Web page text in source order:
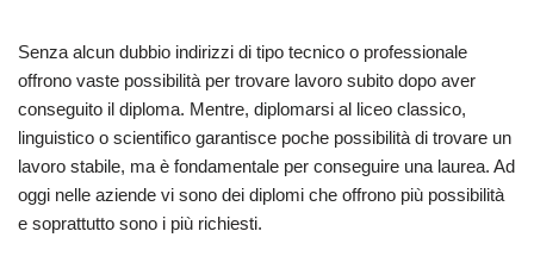
Senza alcun dubbio indirizzi di tipo tecnico o professionale
offrono vaste possibilità per trovare lavoro subito dopo aver
conseguito il diploma. Mentre, diplomarsi al liceo classico,
linguistico o scientifico garantisce poche possibilità di trovare un
lavoro stabile, ma è fondamentale per conseguire una laurea. Ad
oggi nelle aziende vi sono dei diplomi che offrono più possibilità
e soprattutto sono i più richiesti.